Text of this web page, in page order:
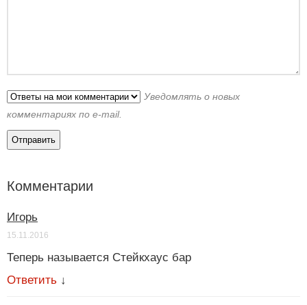
Уведомлять о новых
комментариях по e-mail.
Комментарии
Игорь
15.11.2016
Теперь называется Стейкхаус бар
Ответить ↓